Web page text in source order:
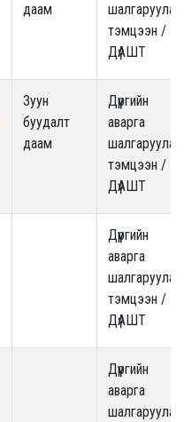
даам
шалгаруулах
тэмцээн /
ДүАШТ
Зуун
буудалт
даам
Дүүргийн
аварга
шалгаруулах
тэмцээн /
ДүАШТ
Дүүргийн
аварга
шалгаруулах
тэмцээн /
ДүАШТ
Дүүргийн
аварга
шалгаруулах